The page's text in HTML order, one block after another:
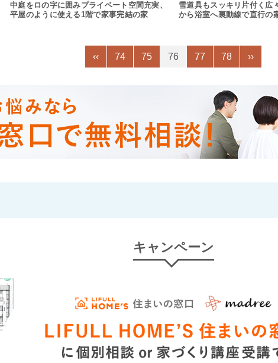
中庭をロの字に囲みプライベート空間充実、
平屋のように使える1階で家事完結の家
雪道具もスッキリ片付く広
から浴室へ裏動線で直行の
‹‹ 74 75 76 77 78 ››
キャンペーン